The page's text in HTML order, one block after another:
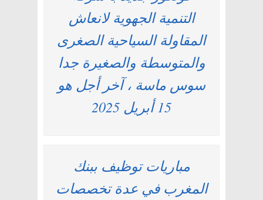
التنمية الجهوية لانعاش
المقاولة السياحية الصغرى
والمتوسطة والصغيرة جدا
سوس ماسة ، آخر أجل هو
15 أبريل 2025
مباريات توظيف ببنك
المغرب في عدة تخصصات